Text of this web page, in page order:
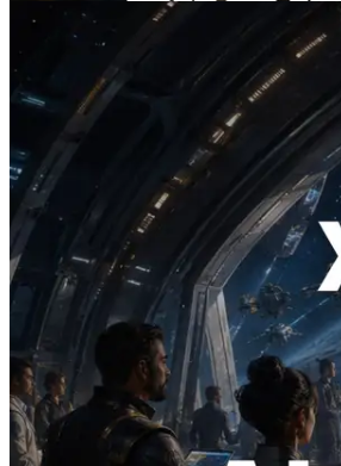
2026.07.04
ERPC lanza Solana RPC
x402 — La era en la que
pagan bajo demanda por
necesitan